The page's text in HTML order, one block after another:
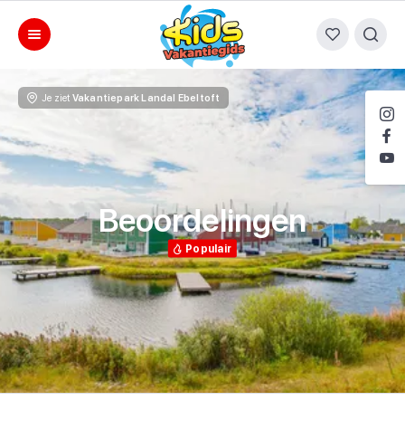
Beoordelingen
Populair
Je ziet Vakantiepark Landal Ebeltoft